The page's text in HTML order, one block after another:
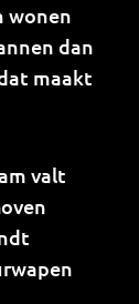
wonen
dan
maakt
valt